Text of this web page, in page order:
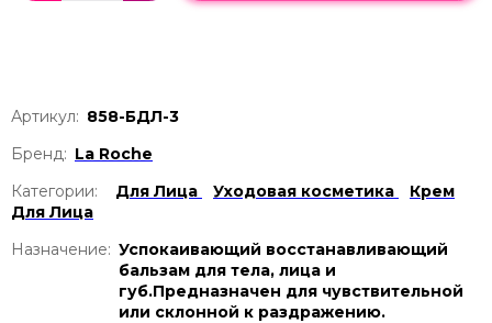
Артикул: 858-БДЛ-3
Бренд: La Roche
Категории:
Для Лица Уходовая косметика
Крем
Для Лица
Назначение: Успокаивающий восстанавливающий
бальзам для тела, лица и
губ.Предназначен для чувствительной
или склонной к раздражению.